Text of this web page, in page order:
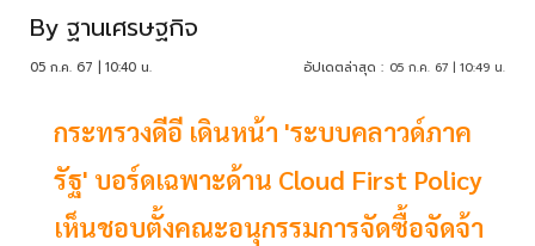
By ฐานเศรษฐกิจ
05 ก.ค. 67 | 10:40 น. อัปเดตล่าสุด : 05 ก.ค. 67 | 10:49 น.
กระทรวงดีอี เดินหน้า 'ระบบคลาวด์ภาค
รัฐ' บอร์ดเฉพาะด้าน Cloud First Policy
เห็นชอบตั้งคณะอนุกรรมการจัดซื้อจัดจ้า